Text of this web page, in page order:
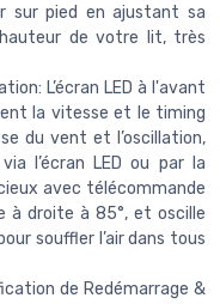
sur pied en ajustant sa
de votre lit, très
L’écran LED à l'avant
la vitesse et le timing
du vent et l’oscillation,
l’écran LED ou par la
avec télécommande
à droite à 85°, et oscille
souffler l’air dans tous
de Redémarrage &